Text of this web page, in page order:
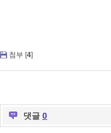
첨부 [4]
댓글 0